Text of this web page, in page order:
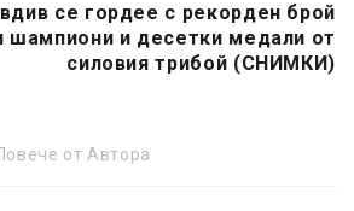
се гордее с рекорден брой
шампиони и десетки медали от
силовия трибой (СНИМКИ)
от Автора